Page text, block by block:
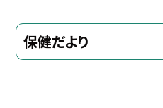
保健だより